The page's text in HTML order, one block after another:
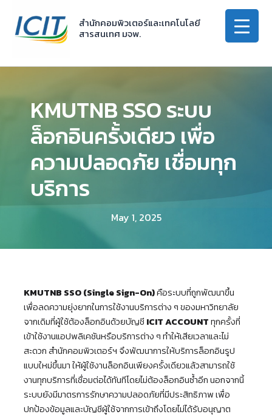
content
สำนักคอมพิวเตอร์และเทคโนโลยี
สารสนเทศ มจพ.
KMUTNB SSO ระบบ
ล็อกอินครั้งเดียว เพื่อ
ความปลอดภัย เชื่อมทุก
บริการ
May 1, 2025
KMUTNB SSO (Single Sign-On)คือระบบที่ถูกพัฒนาขึ้น
เพื่อลดความยุ่งยากในการใช้งานบริการต่าง ๆ ของมหาวิทยาลัย
จากเดิมที่ผู้ใช้ต้องล็อกอินด้วยบัญชี ICIT ACCOUNTทุกครั้งที่
เข้าใช้งานแอปพลิเคชันหรือบริการต่าง ๆ ทำให้เสียเวลาและไม่
สะดวก สำนักคอมพิวเตอร์ฯ จึงพัฒนาการให้บริการล็อกอินรูป
แบบใหม่ขึ้นมา ให้ผู้ใช้งานล็อกอินเพียงครั้งเดียวแล้วสามารถใช้
งานทุกบริการที่เชื่อมต่อได้ทันทีโดยไม่ต้องล็อกอินซ้ำอีก นอกจากนี้
ระบบยังมีมาตรการรักษาความปลอดภัยที่มีประสิทธิภาพ เพื่อ
ปกป้องข้อมูลและบัญชีผู้ใช้จากการเข้าถึงโดยไม่ได้รับอนุญาต